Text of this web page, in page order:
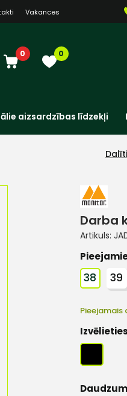
Vakances
0 0
aizsardzības līdzekļi
Darba
Artikuls:
38 39
Pieejamais